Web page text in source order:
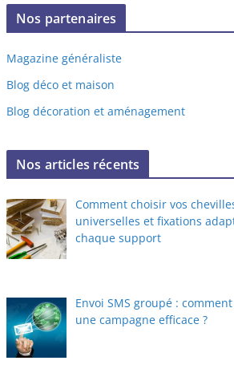
Nos partenaires
Magazine généraliste
Blog déco et maison
Blog décoration et aménagement
Nos articles récents
Comment choisir vos
universelles et fixations
chaque support
Envoi SMS groupé :
une campagne efficace ?